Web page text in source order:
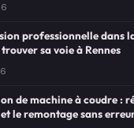
professionnelle dans
sa voie à Rennes
de machine à coudre :
le remontage sans